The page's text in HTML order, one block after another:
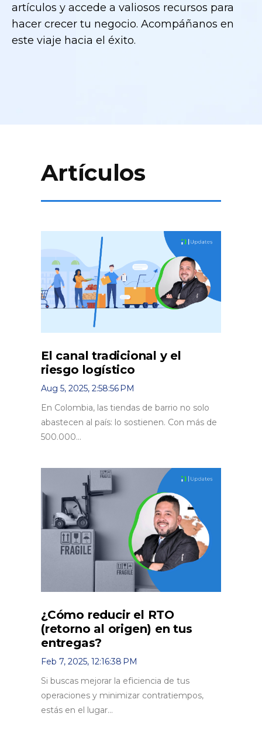
artículos y accede a valiosos recursos para
hacer crecer tu negocio. Acompáñanos en
este viaje hacia el éxito.
Artículos
El canal tradicional y el
riesgo logístico
Aug 5, 2025, 2:58:56 PM
En Colombia, las tiendas de barrio no solo
abastecen al país: lo sostienen. Con más de
500.000...
¿Cómo reducir el RTO
(retorno al origen) en tus
entregas?
Feb 7, 2025, 12:16:38 PM
Si buscas mejorar la eficiencia de tus
operaciones y minimizar contratiempos,
estás en el lugar...